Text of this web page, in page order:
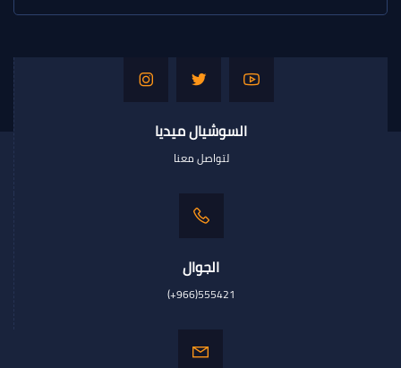
السوشيال ميديا
لتواصل معنا
الجوال
(+966)555421